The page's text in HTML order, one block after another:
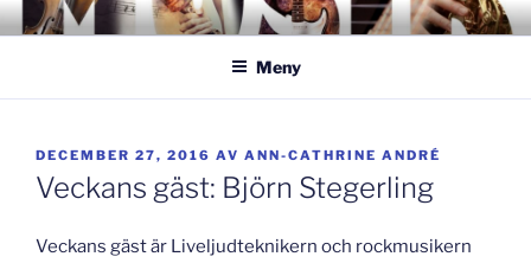
Hoppa
till
GISLAVEDMUSIKESTET
– här formas framtiden!
Meny
PUBLICERAT
DECEMBER 27, 2016 AV ANN-CATHRINE ANDRÉ
Veckans gäst: Björn Stegerling
Veckans gäst är Liveljudteknikern och rockmusikern